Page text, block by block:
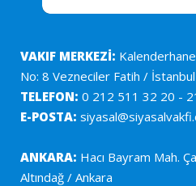
VAKIF MERKEZİ:
No: 8 Vezneciler Fatih /
TELEFON: 0 212 511 32 20 -
E-POSTA:
ANKARA: Hacı Bayram Mah.
Altındağ / Ankara